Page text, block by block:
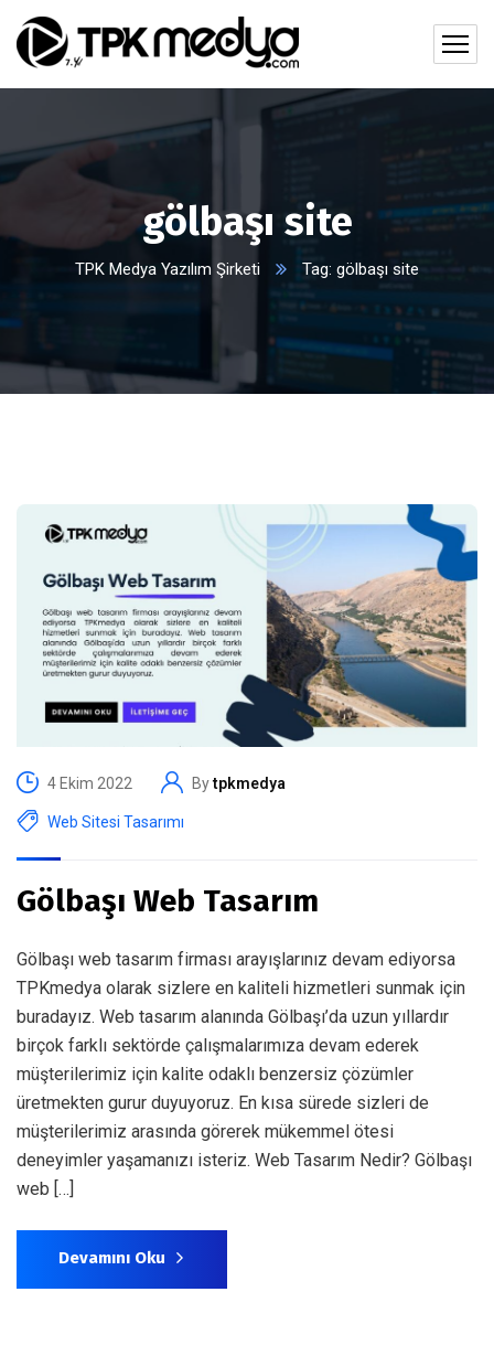
gölbaşı site
TPK Medya Yazılım Şirketi Tag: gölbaşı site
4 Ekim 2022 Bytpkmedya
Web Sitesi Tasarımı
Gölbaşı Web Tasarım
Gölbaşı web tasarım firması arayışlarınız devam ediyorsa
TPKmedya olarak sizlere en kaliteli hizmetleri sunmak için
buradayız. Web tasarım alanında Gölbaşı’da uzun yıllardır
birçok farklı sektörde çalışmalarımıza devam ederek
müşterilerimiz için kalite odaklı benzersiz çözümler
üretmekten gurur duyuyoruz. En kısa sürede sizleri de
müşterilerimiz arasında görerek mükemmel ötesi
deneyimler yaşamanızı isteriz. Web Tasarım Nedir? Gölbaşı
web […]
Devamını Oku